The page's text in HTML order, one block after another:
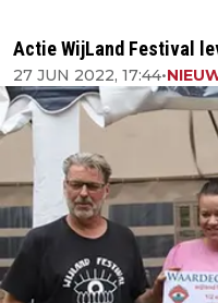
Actie WijLand Festival
27 JUN 2022, 17:44•